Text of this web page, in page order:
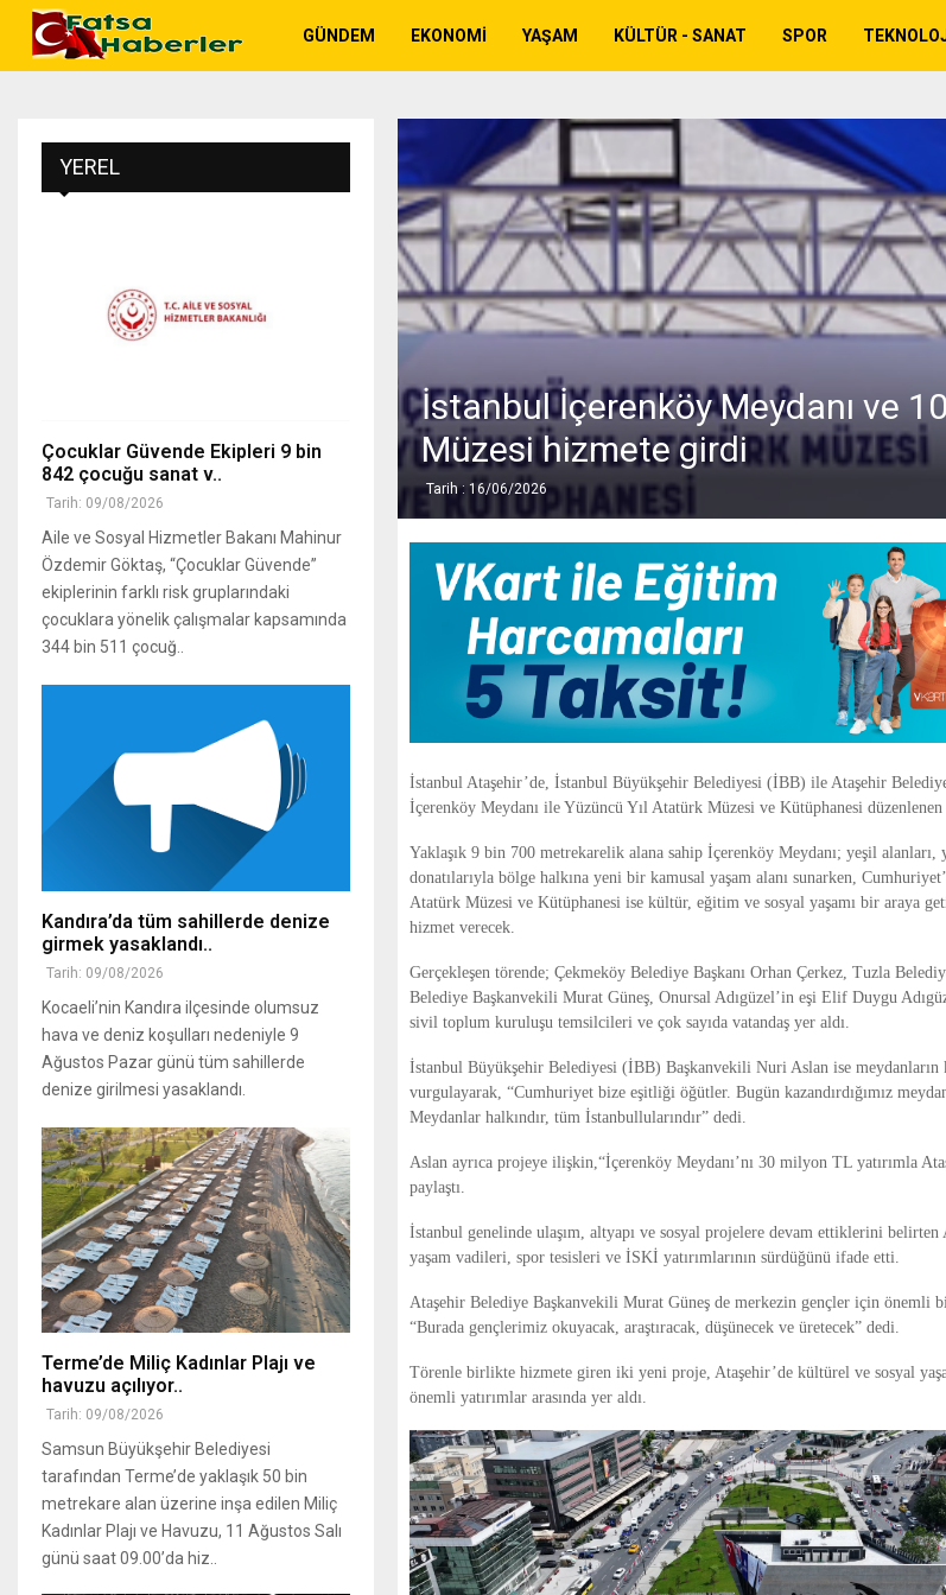
GÜNDEM EKONOMI YAŞAM KÜLTÜR - SANAT SPOR
İstanbul İçerenköy Meydanı ve
Müzesi hizmete girdi
Tarih : 16/06/2026
İstanbul Ataşehir’de, İstanbul Büyükşehir Belediyesi (İBB) ile Ataşehir
İçerenköy Meydanı ile Yüzüncü Yıl Atatürk Müzesi ve Kütüphanesi düzenlenen
Yaklaşık 9 bin 700 metrekarelik alana sahip İçerenköy Meydanı; yeşil alanları,
donatılarıyla bölge halkına yeni bir kamusal yaşam alanı sunarken,
Atatürk Müzesi ve Kütüphanesi ise kültür, eğitim ve sosyal yaşamı bir araya
hizmet verecek.
Gerçekleşen törende; Çekmeköy Belediye Başkanı Orhan Çerkez, Tuzla
Belediye Başkanvekili Murat Güneş, Onursal Adıgüzel’in eşi Elif Duygu
sivil toplum kuruluşu temsilcileri ve çok sayıda vatandaş yer aldı.
İstanbul Büyükşehir Belediyesi (İBB) Başkanvekili Nuri Aslan ise meydanların
vurgulayarak, “Cumhuriyet bize eşitliği öğütler. Bugün kazandırdığımız
Meydanlar halkındır, tüm İstanbullularındır” dedi.
Aslan ayrıca projeye ilişkin,“İçerenköy Meydanı’nı 30 milyon TL yatırımla
paylaştı.
İstanbul genelinde ulaşım, altyapı ve sosyal projelere devam ettiklerini belirten
yaşam vadileri, spor tesisleri ve İSKİ yatırımlarının sürdüğünü ifade etti.
Ataşehir Belediye Başkanvekili Murat Güneş de merkezin gençler için önemli
“Burada gençlerimiz okuyacak, araştıracak, düşünecek ve üretecek” dedi.
Törenle birlikte hizmete giren iki yeni proje, Ataşehir’de kültürel ve sosyal
önemli yatırımlar arasında yer aldı.
YEREL
Çocuklar Güvende Ekipleri 9 bin
842 çocuğu sanat v..
Tarih: 09/08/2026
Aile ve Sosyal Hizmetler Bakanı Mahinur
Özdemir Göktaş, “Çocuklar Güvende”
ekiplerinin farklı risk gruplarındaki
çocuklara yönelik çalışmalar kapsamında
344 bin 511 çocuğ..
Kandıra’da tüm sahillerde denize
girmek yasaklandı..
Tarih: 09/08/2026
Kocaeli’nin Kandıra ilçesinde olumsuz
hava ve deniz koşulları nedeniyle 9
Ağustos Pazar günü tüm sahillerde
denize girilmesi yasaklandı.
Terme’de Miliç Kadınlar Plajı ve
havuzu açılıyor..
Tarih: 09/08/2026
Samsun Büyükşehir Belediyesi
tarafından Terme’de yaklaşık 50 bin
metrekare alan üzerine inşa edilen Miliç
Kadınlar Plajı ve Havuzu, 11 Ağustos Salı
günü saat 09.00’da hiz..